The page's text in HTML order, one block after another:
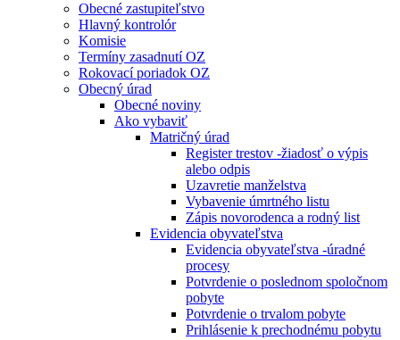
Obecné zastupiteľstvo
Hlavný kontrolór
Komisie
Termíny zasadnutí OZ
Rokovací poriadok OZ
Obecný úrad
Obecné noviny
Ako vybaviť
Matričný úrad
Register trestov -žiadosť o výpis
alebo odpis
Uzavretie manželstva
Vybavenie úmrtného listu
Zápis novorodenca a rodný list
Evidencia obyvateľstva
Evidencia obyvateľstva -úradné
procesy
Potvrdenie o poslednom spoločnom
pobyte
Potvrdenie o trvalom pobyte
Prihlásenie k prechodnému pobytu